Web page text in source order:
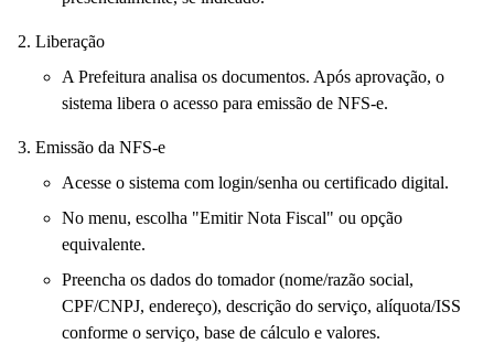
Liberação
A Prefeitura analisa os documentos. Após aprovação, o
sistema libera o acesso para emissão de NFS-e.
Emissão da NFS-e
Acesse o sistema com login/senha ou certificado digital.
No menu, escolha "Emitir Nota Fiscal" ou opção
equivalente.
Preencha os dados do tomador (nome/razão social,
CPF/CNPJ, endereço), descrição do serviço, alíquota/ISS
conforme o serviço, base de cálculo e valores.